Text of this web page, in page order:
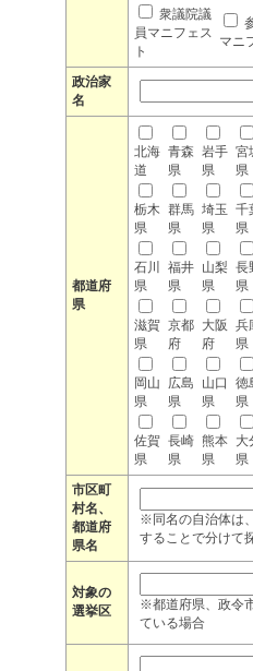
衆議院議
員マニフェス
ト
マニ
政治家
名
都道府
県
北海
道
青森
県
岩手
県
宮
県
栃木
県
群馬
県
埼玉
県
千
県
石川
県
福井
県
山梨
県
長
県
滋賀
県
京都
府
大阪
府
兵
県
岡山
県
広島
県
山口
県
徳
県
佐賀
県
長崎
県
熊本
県
大
県
市区町
村名、
都道府
県名
※同名の自治体は
することで分けて
対象の
選挙区
※都道府県、政令
ている場合